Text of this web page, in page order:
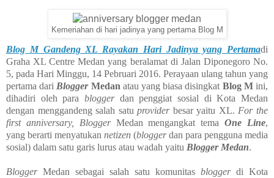
Kemeriahan di hari jadinya yang pertama Blog M
Blog M Gandeng XL Rayakan Hari Jadinya yang Pertamadi
Graha XL Centre Medan yang beralamat di Jalan Diponegoro No.
5, pada Hari Minggu, 14 Pebruari 2016. Perayaan ulang tahun yang
pertama dari BloggerMedan atau yang biasa disingkat Blog Mini,
dihadiri oleh para bloggerdan penggiat sosial di Kota Medan
dengan menggandeng salah satuprovider besar yaitu XL. For the
first anniversary, BloggerMedan mengangkat temaOne Line,
yang berarti menyatukan netizen (bloggerdan para pengguna media
sosial) dalam satu garis lurus atau wadah yaitu Blogger Medan.
BloggerMedan sebagai salah satu komunitas bloggerdi Kota